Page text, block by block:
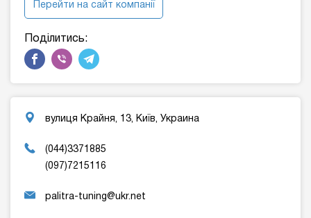
Перейти на сайт компанії
Поділитись:
вулиця Крайня, 13, Київ, Украина
(044)3371885
(097)7215116
palitra-tuning@ukr.net